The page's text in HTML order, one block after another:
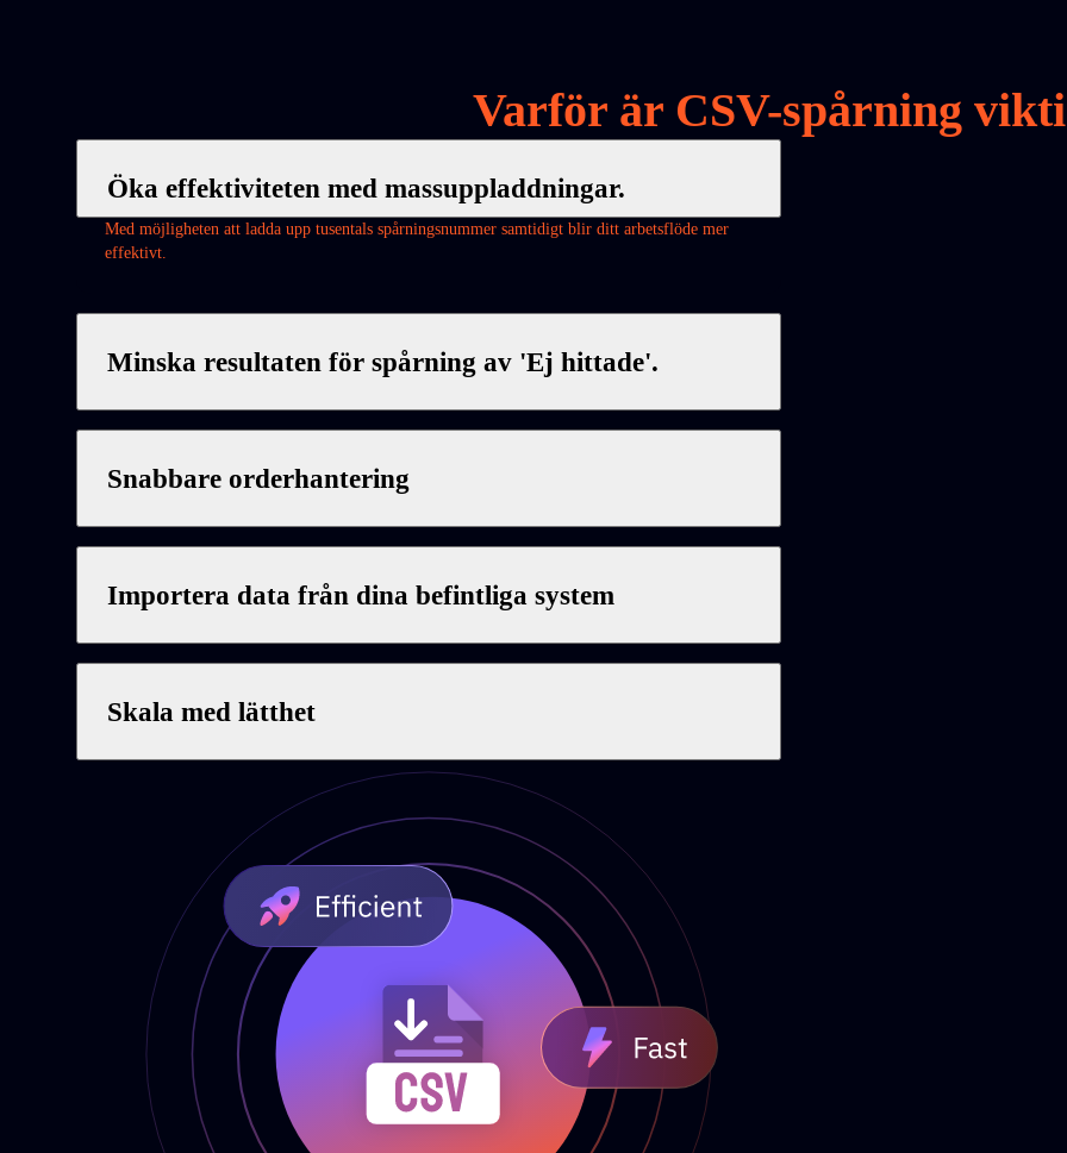
Varför är CSV-spårning
Öka effektiviteten med massuppladdningar.
Med möjligheten att ladda upp tusentals spårningsnummer samtidigt blir ditt arbetsflöde mer
effektivt.
Minska resultaten för spårning av 'Ej hittade'.
Snabbare orderhantering
Importera data från dina befintliga system
Skala med lätthet